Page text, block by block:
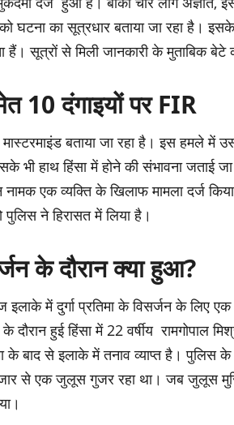
घटना का सूत्रधार बताया जा रहा है।
सूत्रों से मिली जानकारी के मुताबिक बेटे
10 दंगाइयों पर FIR
मास्टरमाइंड बताया जा रहा है। इस हमले
भी हाथ हिंसा में होने की संभावना जताई
एक व्यक्ति के खिलाफ मामला दर्ज
पुलिस ने हिरासत में लिया है।
के दौरान क्या हुआ?
इलाके में दुर्गा प्रतिमा के विसर्जन के लिए
हुई हिंसा में 22 वर्षीय रामगोपाल
बाद से इलाके में तनाव व्याप्त है। पुलिस के
से एक जुलूस गुजर रहा था। जब जुलूस